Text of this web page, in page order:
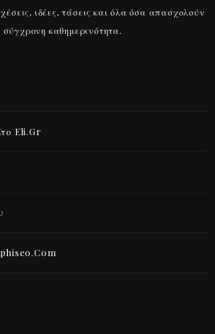
ιδέες, τάσεις και όλα όσα απασχολούν
σύγχρονη καθημερινότητα.
Eli.gr